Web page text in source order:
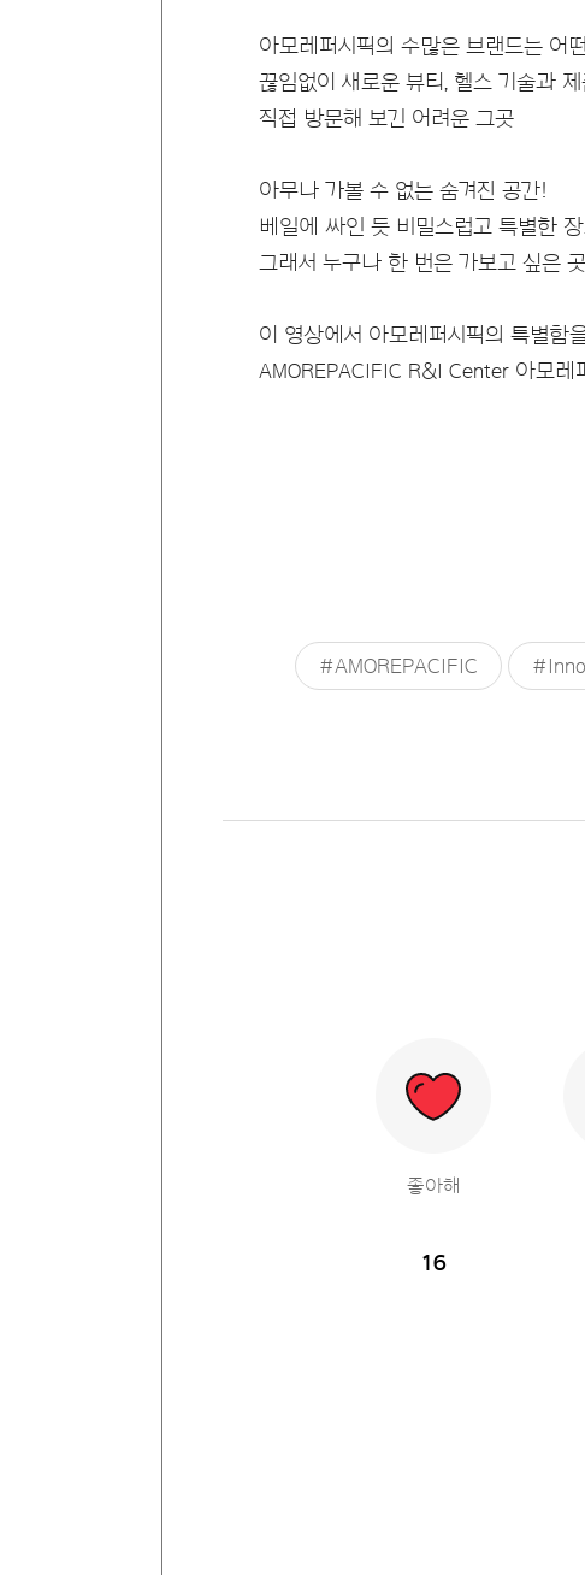
아모레퍼시픽의 수많은 브랜드는 어
끊임없이 새로운 뷰티, 헬스 기술과
직접 방문해 보긴 어려운 그곳
아무나 가볼 수 없는 숨겨진 공간!
베일에 싸인 듯 비밀스럽고 특별한
그래서 누구나 한 번은 가보고 싶은
이 영상에서 아모레퍼시픽의 특별함
AMOREPACIFIC R&I Center 아모레
#AMOREPACIFIC
좋아해
16